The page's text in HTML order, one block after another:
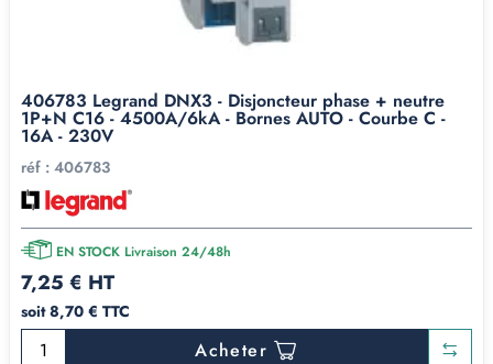
406783 Legrand DNX3 - Disjoncteur phase + neutre
1P+N C16 - 4500A/6kA - Bornes AUTO - Courbe C -
16A - 230V
réf : 406783
EN STOCK Livraison 24/48h
7,25 € HT
soit 8,70 € TTC
Acheter